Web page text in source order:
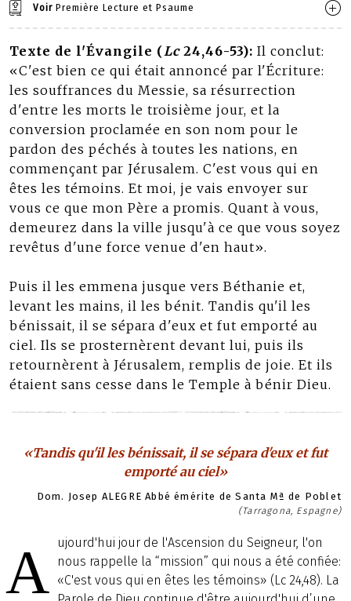
Voir Première Lecture et Psaume
Texte de l'Évangile (Lc24,46-53): Il conclut:
«C'est bien ce qui était annoncé par l'Écriture:
les souffrances du Messie, sa résurrection
d'entre les morts le troisième jour, et la
conversion proclamée en son nom pour le
pardon des péchés à toutes les nations, en
commençant par Jérusalem. C'est vous qui en
êtes les témoins. Et moi, je vais envoyer sur
vous ce que mon Père a promis. Quant à vous,
demeurez dans la ville jusqu'à ce que vous soyez
revêtus d'une force venue d'en haut».
Puis il les emmena jusque vers Béthanie et,
levant les mains, il les bénit. Tandis qu'il les
bénissait, il se sépara d'eux et fut emporté au
ciel. Ils se prosternèrent devant lui, puis ils
retournèrent à Jérusalem, remplis de joie. Et ils
étaient sans cesse dans le Temple à bénir Dieu.
«Tandis qu'il les bénissait, il se sépara d'eux et fut
emporté au ciel»
Dom. Josep ALEGRE Abbé émérite de Santa Mª de Poblet
(Tarragona, Espagne)
A
ujourd'hui jour de l'Ascension du Seigneur, l'on
nous rappelle la “mission” qui nous a été confiée:
«C'est vous qui en êtes les témoins» (Lc 24,48). La